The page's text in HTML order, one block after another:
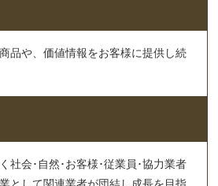
品や、価値情報をお客様に提供し続
社会･自然･お客様･従業員･協力業者